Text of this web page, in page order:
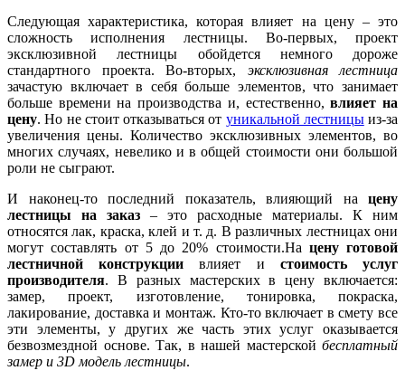
Следующая характеристика, которая влияет на цену – это
сложность исполнения лестницы. Во-первых, проект
эксклюзивной лестницы обойдется немного дороже
стандартного проекта. Во-вторых, эксклюзивная лестница
зачастую включает в себя больше элементов, что занимает
больше времени на производства и, естественно,влияет на
цену. Но не стоит отказываться от уникальной лестницыиз-за
увеличения цены. Количество эксклюзивных элементов, во
многих случаях, невелико и в общей стоимости они большой
роли не сыграют.
И наконец-то последний показатель, влияющий на цену
лестницы на заказ – это расходные материалы. К ним
относятся лак, краска, клей и т. д. В различных лестницах они
могут составлять от 5 до 20% стоимости.На цену готовой
лестничной конструкции влияет и стоимость услуг
производителя. В разных мастерских в цену включается:
замер, проект, изготовление, тонировка, покраска,
лакирование, доставка и монтаж. Кто-то включает в смету все
эти элементы, у других же часть этих услуг оказывается
безвозмездной основе. Так, в нашей мастерской бесплатный
замер и 3D модель лестницы.